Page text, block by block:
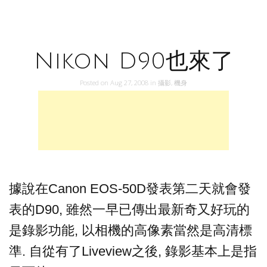
Nikon D90也來了
Posted on Aug 27, 2008 in 攝影, 機身
據說在Canon EOS-50D發表第二天就會發
表的D90, 雖然一早已傳出最新奇又好玩的
是錄影功能, 以相機的高像素當然是高清標
準. 自從有了Liveview之後, 錄影基本上是指